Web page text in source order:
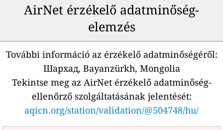
AirNet érzékelő adatminőség-
elemzés
További információ az érzékelő adatminőségéről:
Шархад, Bayanzürkh, Mongolia
Tekintse meg az AirNet érzékelő adatminőség-
ellenőrző szolgáltatásának jelentését:
aqicn.org/station/validation/@504748/hu/